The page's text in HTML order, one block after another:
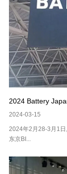
2024 Battery
2024-03-15
2024年2月28-3月1
东京BI...